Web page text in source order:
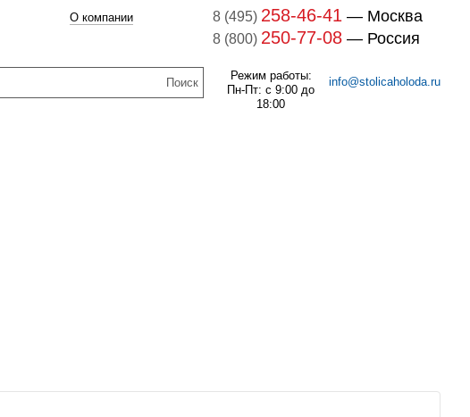
О компании 8 (495) 258-46-41 — Москва
8 (800) 250-77-08 — Россия
Режим работы:
Пн-Пт: с 9:00 до
18:00
info@stolicaholoda.ru